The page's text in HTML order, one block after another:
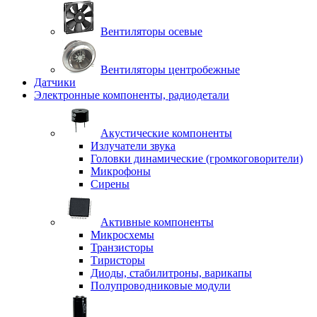
Вентиляторы осевые
Вентиляторы центробежные
Датчики
Электронные компоненты, радиодетали
Акустические компоненты
Излучатели звука
Головки динамические (громкоговорители)
Микрофоны
Сирены
Активные компоненты
Микросхемы
Транзисторы
Тиристоры
Диоды, стабилитроны, варикапы
Полупроводниковые модули